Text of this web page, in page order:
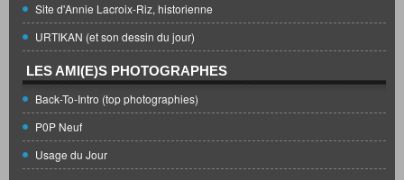
Site d'Annie Lacroix-Riz, historienne
URTIKAN (et son dessin du jour)
LES AMI(E)S PHOTOGRAPHES
Back-To-Intro (top photographies)
P0P Neuf
Usage du Jour